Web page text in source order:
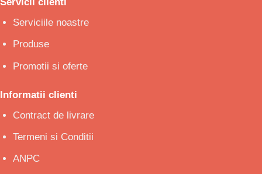
Serviciile noastre
Produse
Promotii si oferte
Informatii clienti
Contract de livrare
Termeni si Conditii
ANPC